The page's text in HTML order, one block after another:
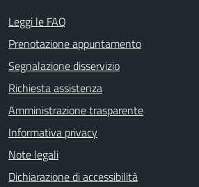
Leggi le FAQ
Prenotazione appuntamento
Segnalazione disservizio
Richiesta assistenza
Amministrazione trasparente
Informativa privacy
Note legali
Dichiarazione di accessibilità